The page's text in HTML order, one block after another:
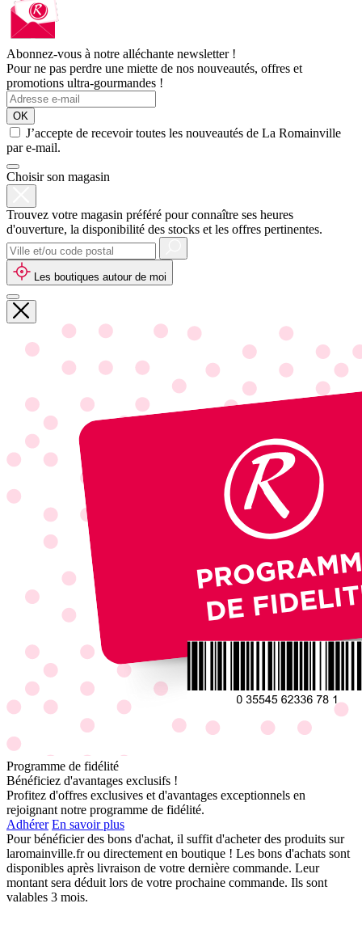
Abonnez-vous à notre alléchante newsletter !
Pour ne pas perdre une miette de nos nouveautés, offres et
promotions ultra-gourmandes !
OK
J’accepte de recevoir toutes les nouveautés de La Romainville
par e-mail.
Choisir son magasin
Trouvez votre magasin préféré pour connaître ses heures
d'ouverture, la disponibilité des stocks et les offres pertinentes.
Les boutiques autour de moi
Programme de fidélité
Bénéficiez d'avantages exclusifs !
Profitez d'offres exclusives et d'avantages exceptionnels en
rejoignant notre programme de fidélité.
Adhérer En savoir plus
Pour bénéficier des bons d'achat, il suffit d'acheter des produits sur
laromainville.fr ou directement en boutique ! Les bons d'achats sont
disponibles après livraison de votre dernière commande. Leur
montant sera déduit lors de votre prochaine commande. Ils sont
valables 3 mois.